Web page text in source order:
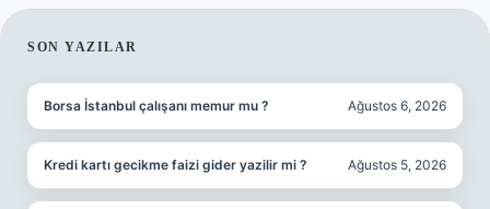
SIDEBAR
SON YAZILAR
Borsa İstanbul çalışanı memur mu ? Ağustos 6, 2026
Kredi kartı gecikme faizi gider yazilir mi ? Ağustos 5, 2026